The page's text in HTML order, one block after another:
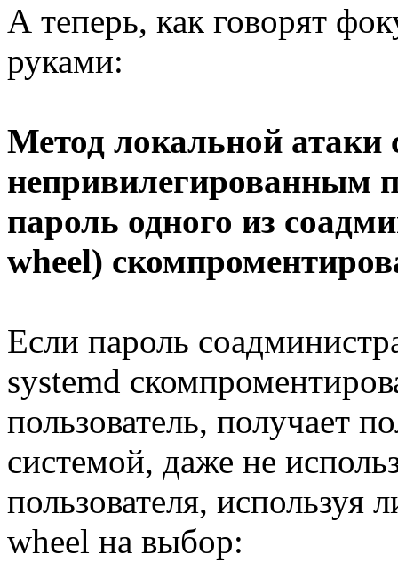
А теперь, как говорят
руками:
Метод локальной атаки
непривилегированным
пароль одного из
wheel)
Если пароль
systemd
пользователь, получает
системой, даже не
пользователя, используя
wheel на выбор: